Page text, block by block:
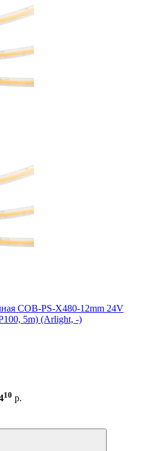
COB-PS-X480-12mm 24V
5m) (Arlight, -)
10 р.